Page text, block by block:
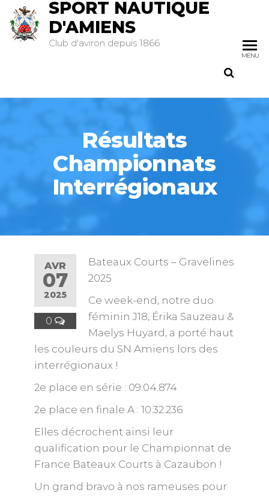
SPORT NAUTIQUE
D'AMIENS
Club d'aviron depuis 1866
MENU
Résultats
Championnats
Interrégionaux
AVR
07
2025
0
Bateaux Courts – Gravelines
2025
Ce week-end, notre duo
féminin J18, Érika Sauzeau &
Maelys Huyard, a porté haut
les couleurs du SN Amiens lors des
interrégionaux !
2e place en série : 09:04.874
2e place en finale A : 10:32.236
Elles décrochent ainsi leur
qualification pour le Championnat de
France Bateaux Courts à Cazaubon !
Un grand bravo à nos rameuses pour